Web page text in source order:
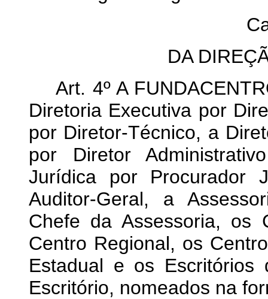
DA
Art. 4º A
Diretoria Executiva por
por Diretor-Técnico, a
por Diretor
Jurídica por Procurador
Auditor-Geral, a
Chefe da Assessoria, os
Centro Regional, os
Estadual e os Escritórios
Escritório, nomeados na